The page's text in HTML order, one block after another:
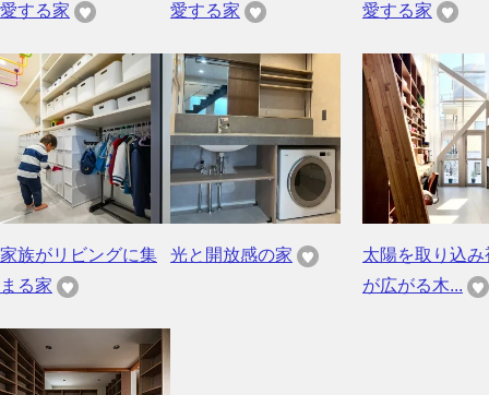
愛する家
愛する家
愛する家
家族がリビングに集
まる家
光と開放感の家
太陽を取り込み
が広がる木...